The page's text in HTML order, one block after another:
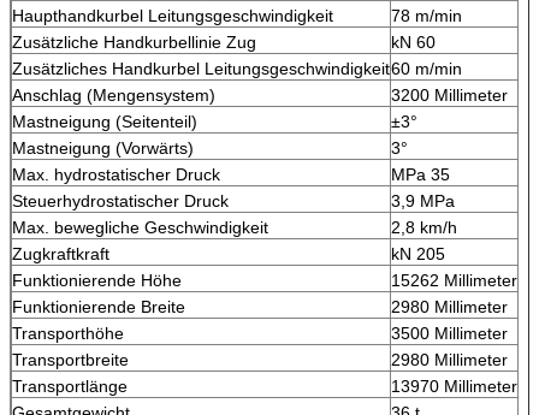
Haupthandkurbel Leitungsgeschwindigkeit
78 m/min
Zusätzliche Handkurbellinie Zug
kN 60
Zusätzliches Handkurbel Leitungsgeschwindigkeit60 m/min
Anschlag (Mengensystem)
3200 Millimeter
Mastneigung (Seitenteil)
±3°
Mastneigung (Vorwärts)
3°
Max. hydrostatischer Druck
MPa 35
Steuerhydrostatischer Druck
3,9 MPa
Max. bewegliche Geschwindigkeit
2,8 km/h
Zugkraftkraft
kN 205
Funktionierende Höhe
15262 Millimeter
Funktionierende Breite
2980 Millimeter
Transporthöhe
3500 Millimeter
Transportbreite
2980 Millimeter
Transportlänge
13970 Millimeter